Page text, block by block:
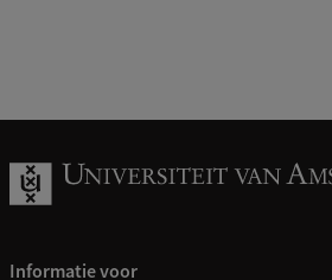
Informatie voor